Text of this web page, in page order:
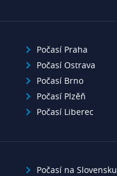
Počasí Praha
Počasí Ostrava
Počasí Brno
Počasí Plzěň
Počasí Liberec
Počasí na Slovensku